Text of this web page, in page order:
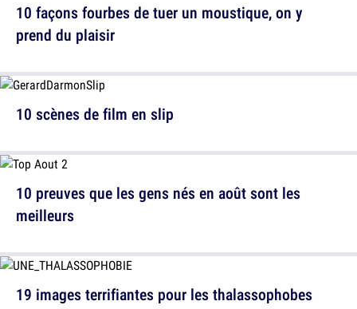
10 façons fourbes de tuer un moustique, on y
prend du plaisir
10 preuves que les gens nés en août sont les
meilleurs
10 scènes de film en slip
19 images terrifiantes pour les thalassophobes